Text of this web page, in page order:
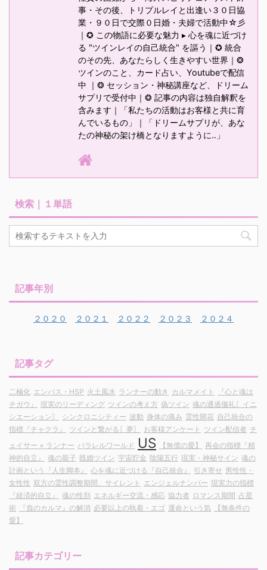
事・その後、トリプルレイと出逢い３０日協
業・９０日で交際０日婚・夫婦で活動中☆彡
｜✪ この物語に必要な魅力 ▸ 心を魂に近づけ
る "ツインレイの自己統合" を謳う｜✪ 統合
のその先、あなたらしく生きやすい世界｜❂
ツインのこと、カード占い、Youtubeで配信
中 ｜❂ セッション・神秘講座など、ドリーム
サプリで受付中｜❂ 記事の内容は独自解釈を
含みます｜「私たちの活動はお客様と共に育
んでいるもの」｜「ドリームサプリが、あな
たの神秘の架け橋となりますように‥」
検索｜１単語
記事年別
２０２０ ２０２１ ２０２２ ２０２３ ２０２４
記事タグ
二極化 エンパス・HSP 火土風水 ランナーの動き カルマメイト
『心と魂は
チガウ』
現実のリーディング ツインの考え方 偽ツイン 魂の通過儀礼〖イニ
シエーション〗
シンクロニシティー 波動 身体の痛み 霊性開花 自己統合の
指標『チャクラ』
ツインと繋がる〖夢〗 お客様アンケート ツイン配信者 チ
ェイサー × ランナー パラレルワールド US 【無償の愛】
再会の指標『精
神的自立』
魂の親子 既婚ツイン 宇宙貯金 陰陽五行 現実・神秘サイン 魂の
計画という『人生脚本』
心を魂に近づける『自己統合』 引き寄せ 男性性・
女性性 双方の霊性調整期間、サイレント エンジェルナンバー 現実力の指標
『経済的自立』
魂の性別 エネルギー交流・感応 協力者 ロマンス期間 占星
術
『負のカルマ』の解消 必要以上の執着・エゴ 運命という気
【無条件の
愛】
記事カテゴリー